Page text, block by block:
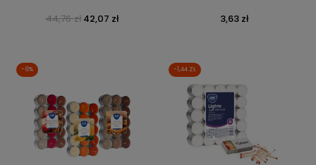
Cena podstawowa
44,76 zł Cena
42,07 zł Cena
3,63 zł
-6% -1,44 ZŁ